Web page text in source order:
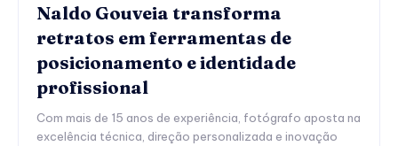
Naldo Gouveia transforma
retratos em ferramentas de
posicionamento e identidade
profissional
Com mais de 15 anos de experiência, fotógrafo aposta na
excelência técnica, direção personalizada e inovação